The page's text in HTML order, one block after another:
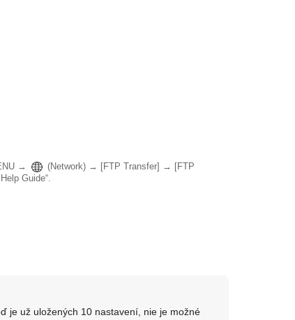
→ (Network) → [FTP Transfer] → [FTP
Guide“.
je už uložených 10 nastavení, nie je možné